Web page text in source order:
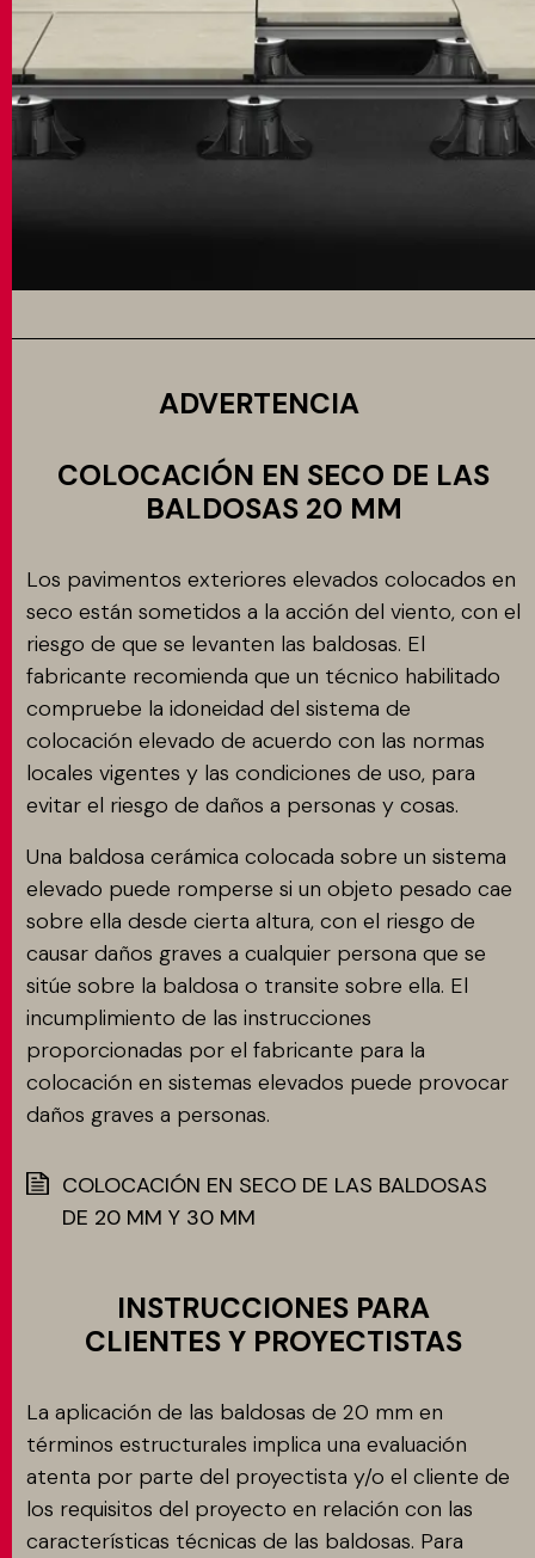
ADVERTENCIA
COLOCACIÓN EN SECO DE LAS
BALDOSAS 20 MM
Los pavimentos exteriores elevados colocados en
seco están sometidos a la acción del viento, con el
riesgo de que se levanten las baldosas. El
fabricante recomienda que un técnico habilitado
compruebe la idoneidad del sistema de
colocación elevado de acuerdo con las normas
locales vigentes y las condiciones de uso, para
evitar el riesgo de daños a personas y cosas.
Una baldosa cerámica colocada sobre un sistema
elevado puede romperse si un objeto pesado cae
sobre ella desde cierta altura, con el riesgo de
causar daños graves a cualquier persona que se
sitúe sobre la baldosa o transite sobre ella. El
incumplimiento de las instrucciones
proporcionadas por el fabricante para la
colocación en sistemas elevados puede provocar
daños graves a personas.
COLOCACIÓN EN SECO DE LAS BALDOSAS
DE 20 MM Y 30 MM
INSTRUCCIONES PARA
CLIENTES Y PROYECTISTAS
La aplicación de las baldosas de 20 mm en
términos estructurales implica una evaluación
atenta por parte del proyectista y/o el cliente de
los requisitos del proyecto en relación con las
características técnicas de las baldosas. Para